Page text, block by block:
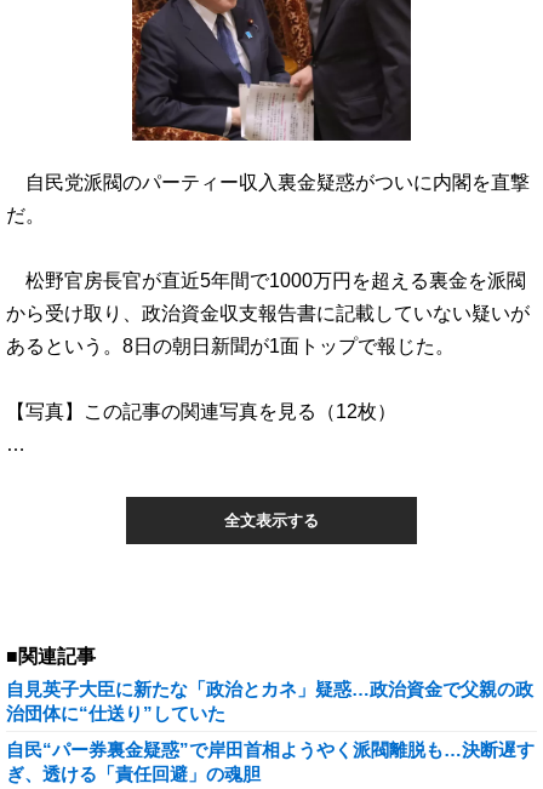
自民党派閥のパーティー収入裏金疑惑がついに内閣を直撃
だ。
松野官房長官が直近5年間で1000万円を超える裏金を派閥
から受け取り、政治資金収支報告書に記載していない疑いが
あるという。8日の朝日新聞が1面トップで報じた。
【写真】この記事の関連写真を見る（12枚）
…
全文表示する
■関連記事
自見英子大臣に新たな「政治とカネ」疑惑…政治資金で父親の政
治団体に“仕送り”していた
自民“パー券裏金疑惑”で岸田首相ようやく派閥離脱も…決断遅す
ぎ、透ける「責任回避」の魂胆